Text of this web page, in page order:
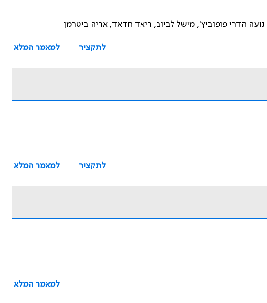
הדרי פופוביץ', מישל לביוב, ריאד חדאד, אריה ביטרמן
לתקציר
למאמר המלא
לתקציר
למאמר המלא
למאמר המלא